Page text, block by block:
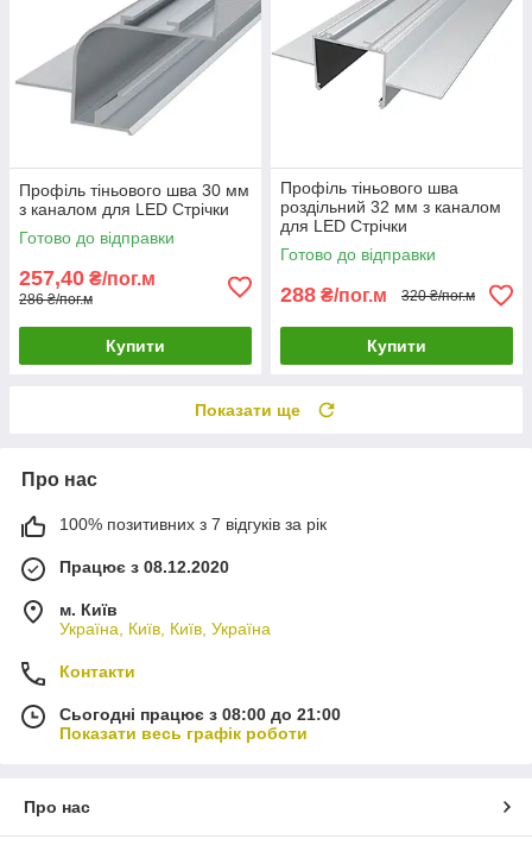
Профіль тіньового шва 30 мм
з каналом для LED Стрічки
Готово до відправки
257,40 ₴/пог.м
286 ₴/пог.м
Купити
Профіль тіньового шва
роздільний 32 мм з каналом
для LED Стрічки
Готово до відправки
288 ₴/пог.м 320 ₴/пог.м
Купити
Показати ще
Про нас
100% позитивних з 7 відгуків за рік
Працює з 08.12.2020
м. Київ
Україна, Київ, Київ, Україна
Контакти
Сьогодні працює з 08:00 до 21:00
Показати весь графік роботи
Про нас